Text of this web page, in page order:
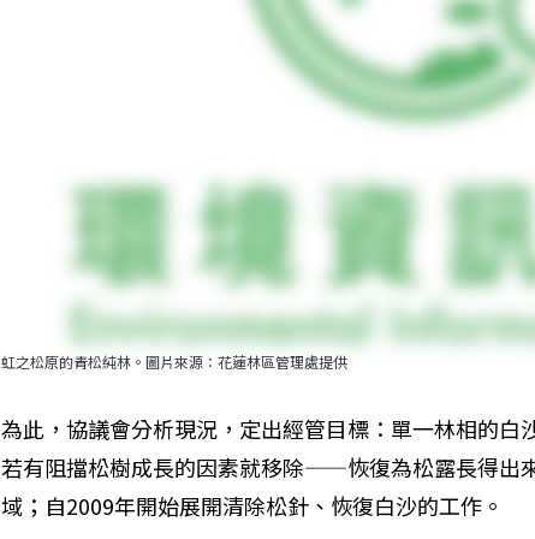
虹之松原的青松純林。圖片來源：花蓮林區管理處提供
為此，協議會分析現況，定出經管目標：單一林相的白
若有阻擋松樹成長的因素就移除——恢復為松露長得出
域；自2009年開始展開清除松針、恢復白沙的工作。